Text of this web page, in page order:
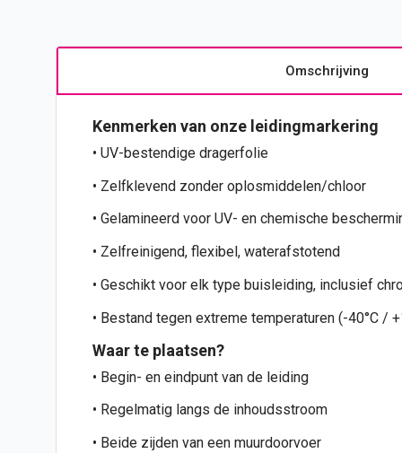
Omschrijving
Kenmerken van onze leidingmarkering
• UV-bestendige dragerfolie
• Zelfklevend zonder oplosmiddelen/chloor
• Gelamineerd voor UV- en chemische
• Zelfreinigend, flexibel, waterafstotend
• Geschikt voor elk type buisleiding, inclusief
• Bestand tegen extreme temperaturen (-40°C /
Waar te plaatsen?
• Begin- en eindpunt van de leiding
• Regelmatig langs de inhoudsstroom
• Beide zijden van een muurdoorvoer